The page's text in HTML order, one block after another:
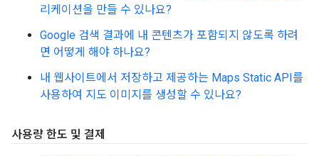
리케이션을 만들 수 있나요?
Google 검색 결과에 내 콘텐츠가 포함되지 않도록 하려
면 어떻게 해야 하나요?
내 웹사이트에서 저장하고 제공하는 Maps Static API를
사용하여 지도 이미지를 생성할 수 있나요?
사용량 한도 및 결제